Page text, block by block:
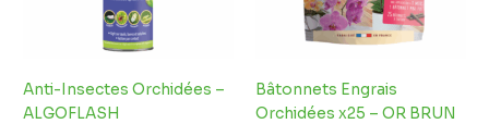
Anti-Insectes Orchidées –
ALGOFLASH
Bâtonnets Engrais
Orchidées x25 – OR BRUN